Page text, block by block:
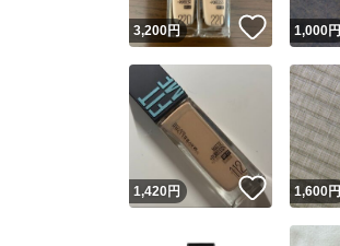
3,200円 いいね！
1,000円
1,420円 いいね！
1,600円